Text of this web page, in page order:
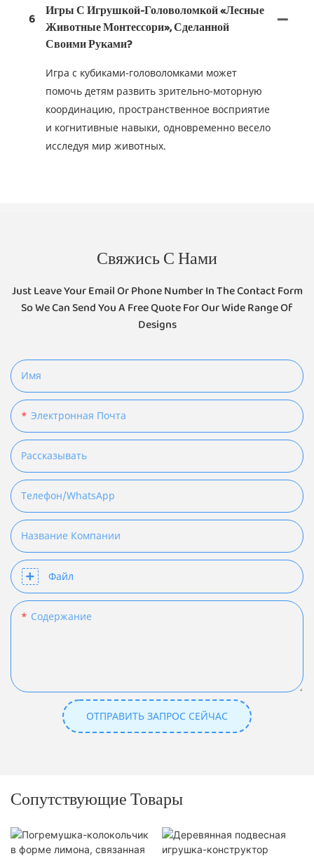
6
Игры С Игрушкой-Головоломкой «Лесные
Животные Монтессори», Сделанной
Своими Руками?
Игра с кубиками-головоломками может
помочь детям развить зрительно-моторную
координацию, пространственное восприятие
и когнитивные навыки, одновременно весело
исследуя мир животных.
Свяжись С Нами
Just Leave Your Email Or Phone Number In The Contact Form
So We Can Send You A Free Quote For Our Wide Range Of
Designs
Имя
Электронная Почта
Рассказывать
Телефон/WhatsApp
Название Компании
Файл
Содержание
ОТПРАВИТЬ ЗАПРОС СЕЙЧАС
Сопутствующие Товары